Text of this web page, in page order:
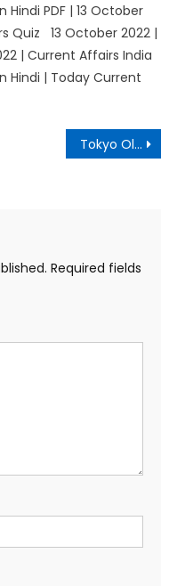
PDF | 13 October
Quiz 13 October 2022 |
| Current Affairs India
Hindi | Today Current
Tokyo Olympics 2020
Required fields